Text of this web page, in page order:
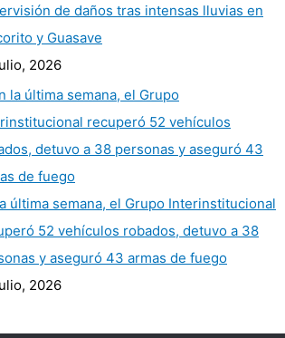
de daños tras intensas lluvias en
y Guasave
2026
última semana, el Grupo Interinstitucional
52 vehículos robados, detuvo a 38
y aseguró 43 armas de fuego
2026